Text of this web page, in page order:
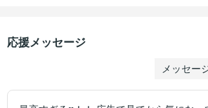
応援メッセージ
メッセー